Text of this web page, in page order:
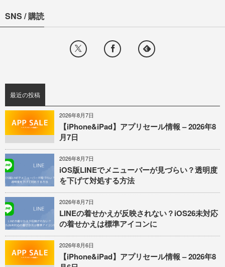
SNS / 購読
最近の投稿
2026年8月7日
【iPhone&iPad】アプリセール情報 – 2026年8
月7日
2026年8月7日
iOS版LINEでメニューバーが見づらい？透明度
を下げて対処する方法
2026年8月7日
LINEの着せかえが反映されない？iOS26未対応
の着せかえは標準アイコンに
2026年8月6日
【iPhone&iPad】アプリセール情報 – 2026年8